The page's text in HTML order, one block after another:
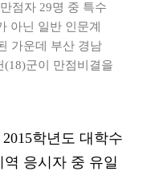
점자 29명 중 특수
아닌 일반 인문계
가운데 부산 경남
군이 만점비결을
학년도 대학수
응시자 중 유일